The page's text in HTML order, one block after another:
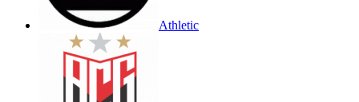
Athletic